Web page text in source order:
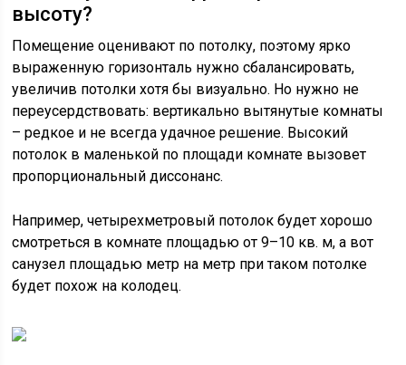
высоту?
Помещение оценивают по потолку, поэтому ярко
выраженную горизонталь нужно сбалансировать,
увеличив потолки хотя бы визуально. Но нужно не
переусердствовать: вертикально вытянутые комнаты
– редкое и не всегда удачное решение. Высокий
потолок в маленькой по площади комнате вызовет
пропорциональный диссонанс.
Например, четырехметровый потолок будет хорошо
смотреться в комнате площадью от 9–10 кв. м, а вот
санузел площадью метр на метр при таком потолке
будет похож на колодец.